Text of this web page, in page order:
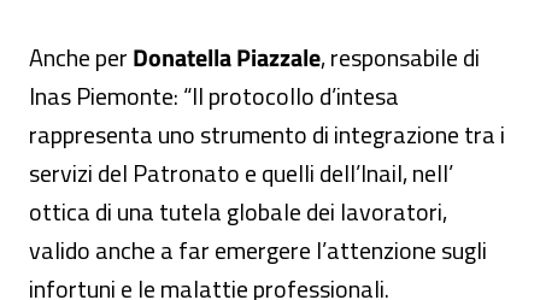
Anche perDonatella Piazzale, responsabile di
Inas Piemonte:“Il protocollo d’intesa
rappresenta uno strumento di integrazione tra i
servizi del Patronato e quelli dell’Inail, nell’
ottica di una tutela globale dei lavoratori,
valido anche a far emergere l’attenzione sugli
infortuni e le malattie professionali.